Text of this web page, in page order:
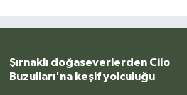
Şırnaklı doğaseverlerden Cilo
Buzulları'na keşif yolculuğu